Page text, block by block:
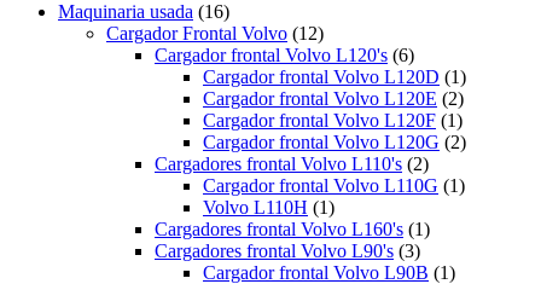
Maquinaria usada (16)
Cargador Frontal Volvo (12)
Cargador frontal Volvo L120's (6)
Cargador frontal Volvo L120D (1)
Cargador frontal Volvo L120E (2)
Cargador frontal Volvo L120F (1)
Cargador frontal Volvo L120G (2)
Cargadores frontal Volvo L110's (2)
Cargador frontal Volvo L110G (1)
Volvo L110H (1)
Cargadores frontal Volvo L160's (1)
Cargadores frontal Volvo L90's (3)
Cargador frontal Volvo L90B (1)